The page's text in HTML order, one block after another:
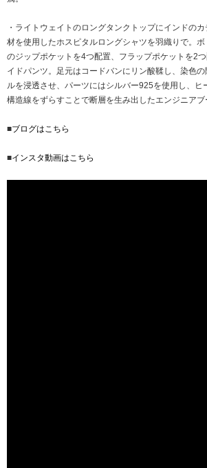
・ライトウェイトのロングタンクトップにインドの
材を使用したホスピタルロングシャツを羽織りで。
のジップポケットを4つ配置、フラップポケットを2
イドパンツ。足元はコードバンにリン酸鞣し、染色
ルを浸透させ、パーツにはシルバー925を使用し、ヒ
構造線をずらすことで断層を⽣み出したエンジニアブ
■ブログはこちら
■インスタ動画はこちら